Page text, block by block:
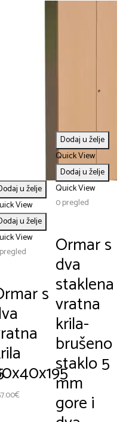
u želje
View
u želje
View
s
€
Dodaj u želje
Quick View
Dodaj u želje
Quick View
0 pregled
Ormar s
dva
staklena
vratna
krila-
brušeno
staklo 5
mm
gore i